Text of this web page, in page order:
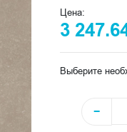
Цена:
3
Выберите
−